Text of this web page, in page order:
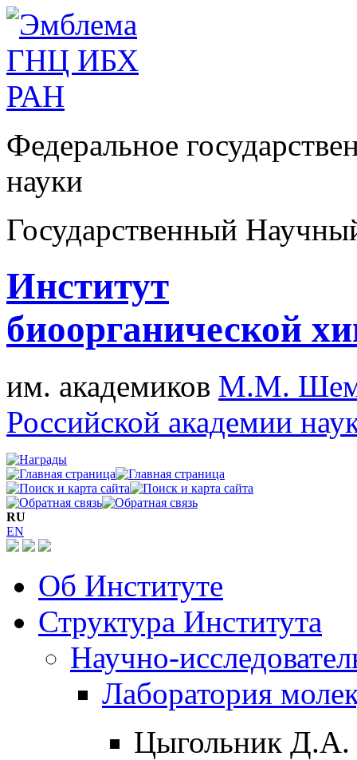
Федеральное
науки
Государственный
Институт
биоорганической
им. академиков М.М.
Российской академии
RU
EN
Об Институте
Структура Института
Научно-
Лаборатория
Цыгольник Д.А.